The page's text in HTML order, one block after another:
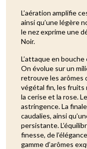
L’aération amplifie
ainsi qu’une légère
le nez exprime une
Noir.
L’attaque en
On évolue sur un
retrouve les arômes
végétal fin, les fruits
la cerise et la rose.
astringence. La
caudalies, ainsi
persistante.
finesse, de
gamme d’arômes